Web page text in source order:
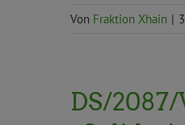
Von Fraktion Xhain |
DS/